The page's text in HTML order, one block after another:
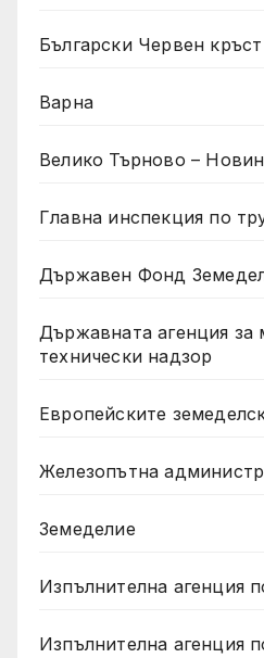
Български Червен кръст
Варна
Велико Търново –
Главна инспекция по
Държавен Фонд
Държавната агенция за
технически надзор
Европейските
Железопътна
Земеделие
Изпълнителна агенция
Изпълнителна агенция